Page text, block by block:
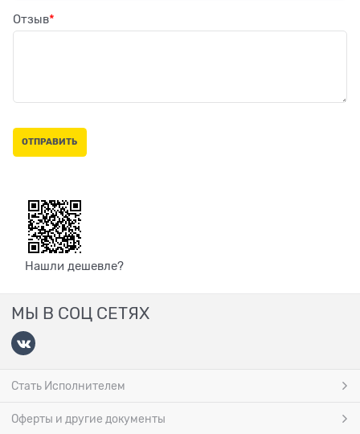
Отзыв
Нашли дешевле?
МЫ В СОЦ СЕТЯХ
Стать Исполнителем
Оферты и другие документы